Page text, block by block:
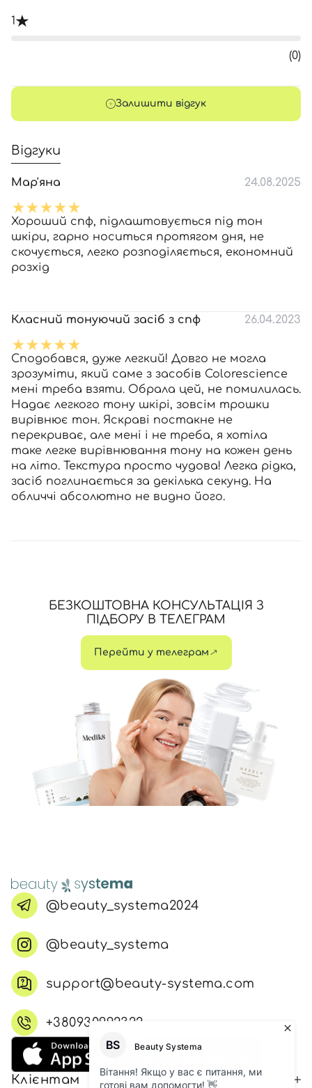
1
(0)
Залишити відгук
Відгуки
Мар'яна 24.08.2025
Хороший спф, підлаштовується під тон
шкіри, гарно носиться протягом дня, не
скочується, легко розподіляється, економний
розхід
Класний тонуючий засіб з спф 26.04.2023
Сподобався, дуже легкий! Довго не могла
зрозуміти, який саме з засобів Colorescience
мені треба взяти. Обрала цей, не помилилась.
Надає легкого тону шкірі, зовсім трошки
вирівнює тон. Яскраві постакне не
перекриває, але мені і не треба, я хотіла
таке легке вирівнювання тону на кожен день
на літо. Текстура просто чудова! Легка рідка,
засіб поглинається за декілька секунд. На
обличчі абсолютно не видно його.
БЕЗКОШТОВНА КОНСУЛЬТАЦІЯ З
ПІДБОРУ В ТЕЛЕГРАМ
Перейти у телеграм
@beauty_systema2024
@beauty_systema
support@beauty-systema.com
+380930992322
Клієнтам